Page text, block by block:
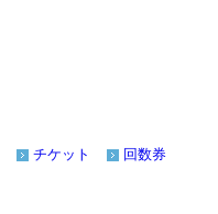
チケット 回数券